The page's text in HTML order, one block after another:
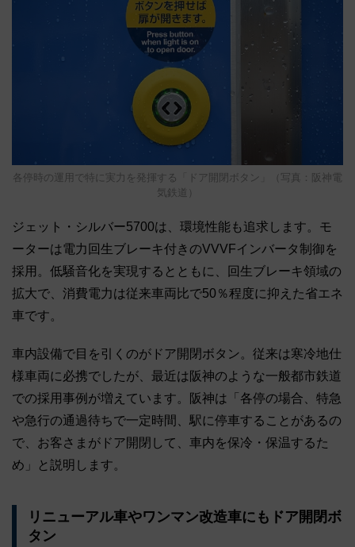
各停時の運用で特に実力を発揮する「ドア開閉ボタン」（写真：阪神電
気鉄道）
ジェット・シルバー5700は、環境性能も追求します。モ
ーターは電力回生ブレーキ付きのVVVFインバータ制御を
採用。低騒音化を実現するとともに、回生ブレーキ領域の
拡大で、消費電力は従来車両比で50％程度に抑えた省エネ
車です。
車内設備で目を引くのがドア開閉ボタン。従来は寒冷地仕
様車両に必携でしたが、最近は阪神のような一般都市鉄道
での採用事例が増えています。阪神は「各停の場合、特急
や急行の通過待ちで一定時間、駅に停車することがあるの
で、お客さまがドア開閉して、車内を保冷・保温するた
め」と説明します。
リニューアル車やワンマン改造車にもドア開閉ボ
タン